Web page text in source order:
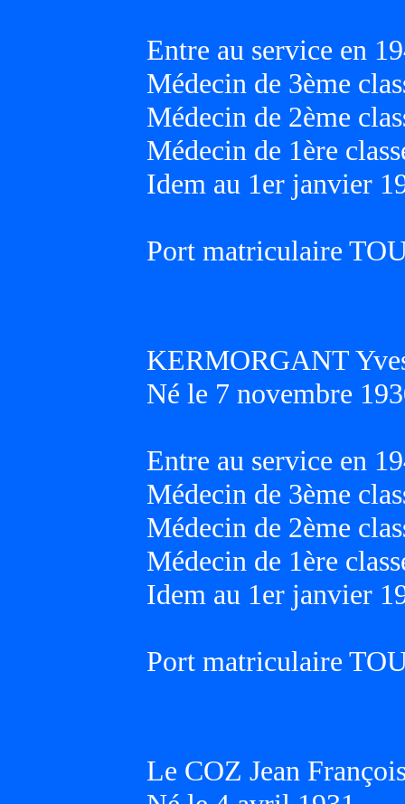
Entre au service en
Médecin de 3ème
Médecin de 2ème
Médecin de 1ère
Idem au 1er janvier
Port matriculaire
KERMORGANT
Né le 7 novembre
Entre au service en
Médecin de 3ème
Médecin de 2ème
Médecin de 1ère
Idem au 1er janvier
Port matriculaire
Le COZ Jean